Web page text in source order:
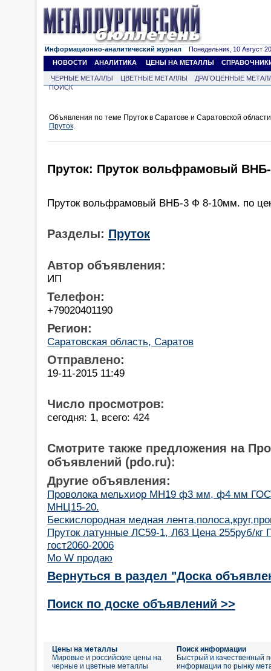
Информационно-аналитический журнал Понедельник, 10 Август
НОВОСТИ
АНАЛИТИКА ЦЕНЫ НА МЕТАЛЛЫ
ЧЕРНЫЕ МЕТАЛЛЫ ЦВЕТНЫЕ МЕТАЛЛЫ
ДРАГОЦЕННЫЕ
ПОИСК
Объявления по теме Пруток в Саратове и Саратовской
Пруток.
Пруток: Пруток вольфрамовый
Пруток вольфрамовый ВНБ-3 Ф 8-10мм. по
Разделы: Пруток
Автор объявления:
ИП
Телефон:
+79020401190
Регион:
Саратовская область, Саратов
Отправлено:
19-11-2015 11:49
Число просмотров:
сегодня: 1, всего: 424
Смотрите также предложения на
объявлений (pdo.ru):
Другие объявления:
Проволока мельхиор МН19 ф3 мм, ф4 мм
МНЦ15-20.
Бескислородная медная
Пруток латунные ЛС59-1, Л63 Цена 255руб/кг
гост2060-2006
Mo W продаю
Вернуться в раздел "Доска
Поиск по доске объявлений >>
Цены на металлы
Мировые и российские цены на
черные и цветные металлы
Поиск информации
Быстрый и качественный
информации по рынку